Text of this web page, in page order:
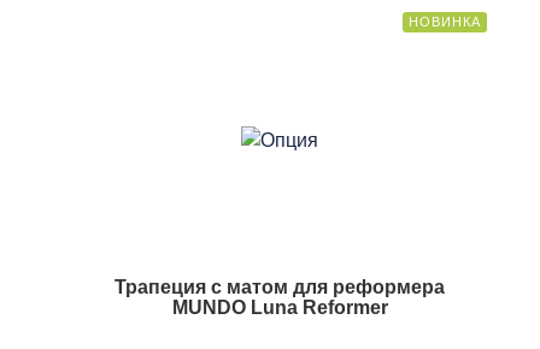
НОВИНКА
Трапеция с матом для реформера
MUNDO Luna Reformer